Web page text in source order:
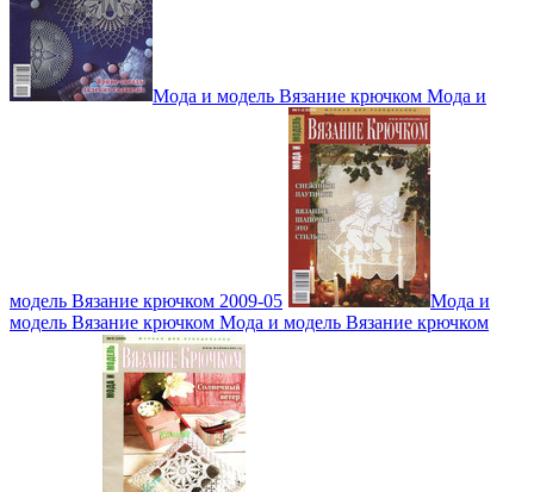
Мода и модель Вязание крючком Мода и
модель Вязание крючком 2009-05
Мода и
модель Вязание крючком Мода и модель Вязание крючком